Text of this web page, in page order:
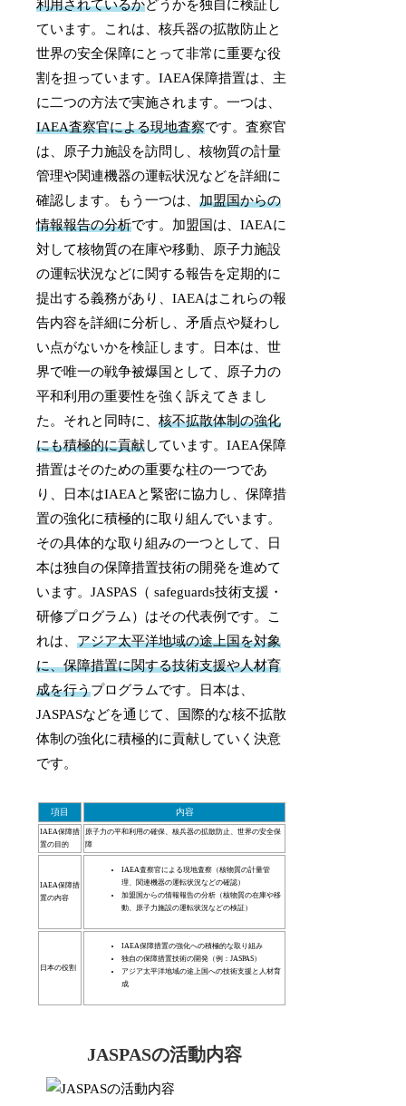
利用されているかどうかを独自に検証し
ています。これは、核兵器の拡散防止と
世界の安全保障にとって非常に重要な役
割を担っています。IAEA保障措置は、主
に二つの方法で実施されます。一つは、
IAEA査察官による現地査察です。査察官
は、原子力施設を訪問し、核物質の計量
管理や関連機器の運転状況などを詳細に
確認します。もう一つは、加盟国からの
情報報告の分析です。加盟国は、IAEAに
対して核物質の在庫や移動、原子力施設
の運転状況などに関する報告を定期的に
提出する義務があり、IAEAはこれらの報
告内容を詳細に分析し、矛盾点や疑わし
い点がないかを検証します。日本は、世
界で唯一の戦争被爆国として、原子力の
平和利用の重要性を強く訴えてきまし
た。それと同時に、核不拡散体制の強化
にも積極的に貢献しています。IAEA保障
措置はそのための重要な柱の一つであ
り、日本はIAEAと緊密に協力し、保障措
置の強化に積極的に取り組んでいます。
その具体的な取り組みの一つとして、日
本は独自の保障措置技術の開発を進めて
います。JASPAS（ safeguards技術支援・
研修プログラム）はその代表例です。こ
れは、アジア太平洋地域の途上国を対象
に、保障措置に関する技術支援や人材育
成を行うプログラムです。日本は、
JASPASなどを通じて、国際的な核不拡散
体制の強化に積極的に貢献していく決意
です。
項目 内容
IAEA保障措
置の目的
原子力の平和利用の確保、核兵器の拡散防止、世界の安全保
障
IAEA保障措
置の内容
IAEA査察官による現地査察（核物質の計量管
理、関連機器の運転状況などの確認）
加盟国からの情報報告の分析（核物質の在庫や移
動、原子力施設の運転状況などの検証）
日本の役割
IAEA保障措置の強化への積極的な取り組み
独自の保障措置技術の開発（例：JASPAS）
アジア太平洋地域の途上国への技術支援と人材育
成
JASPASの活動内容